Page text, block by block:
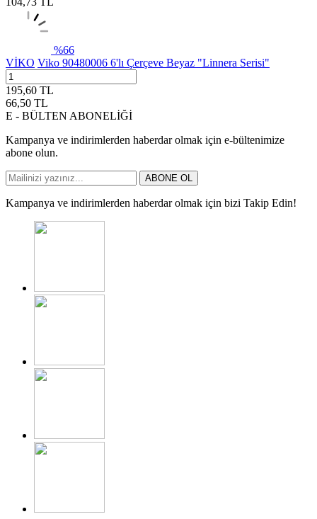
%66
VİKO Viko 90480006 6'lı Çerçeve Beyaz "Linnera Serisi"
195,60 TL
66,50 TL
E - BÜLTEN ABONELİĞİ
Kampanya ve indirimlerden haberdar olmak için e-bültenimize
abone olun.
ABONE OL
Kampanya ve indirimlerden haberdar olmak için bizi Takip Edin!